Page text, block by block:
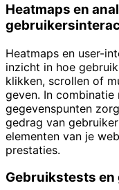
Heatmaps en
Heatmaps en user-
inzicht in hoe
klikken, scrollen of
geven. In
gegevenspunten
gedrag van
elementen van je
prestaties.
Gebruikstests